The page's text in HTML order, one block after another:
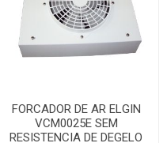
FORCADOR DE AR ELGIN
VCM0025E SEM
RESISTENCIA DE DEGELO